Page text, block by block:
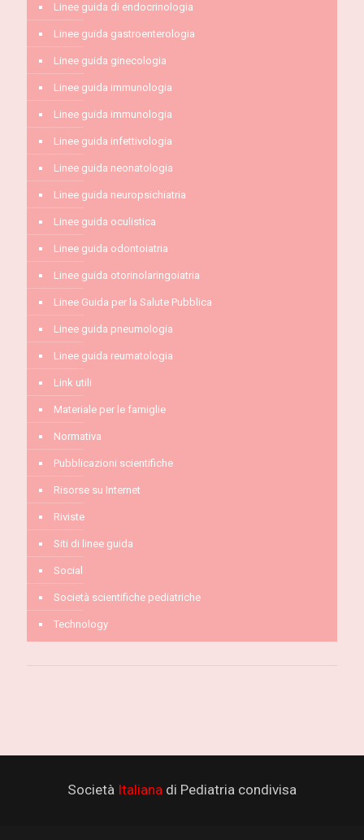
Linee guida di endocrinologia
Linee guida gastroenterologia
Linee guida ginecologia
Linee guida immunologia
Linee guida immunologia
Linee guida infettivologia
Linee guida neonatologia
Linee guida neuropsichiatria
Linee guida oculistica
Linee guida odontoiatria
Linee guida otorinolaringoiatria
Linee Guida per la Salute Pubblica
Linee guida pneumologia
Linee guida reumatologia
Link utili
Materiale per le famiglie
Normativa
Pubblicazioni scientifiche
Risorse su Internet
Riviste
Siti di linee guida
Social
Società scientifiche pediatriche
Technology
Società Italiana di Pediatria condivisa